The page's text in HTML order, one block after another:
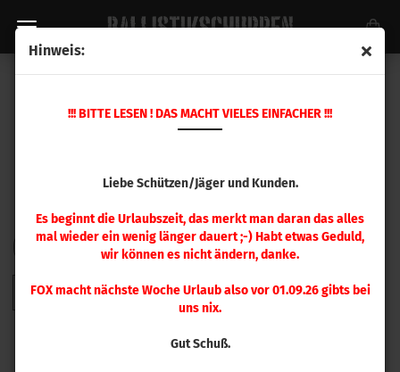
Hinweis:
!!! BITTE LESEN ! DAS MACHT VIELES EINFACHER !!!
Liebe Schützen/Jäger und Kunden.
Es beginnt die Urlaubszeit, das merkt man daran das alles
mal wieder ein wenig länger dauert ;-) Habt etwas Geduld,
wir können es nicht ändern, danke.
FOX macht nächste Woche Urlaub also vor 01.09.26 gibts bei
uns nix.
Gut Schuß.
FILTERSortieren nach
Sortieren nach 48 pro Seite
pro Seite
2 3 4 5 6 7 8 9 »